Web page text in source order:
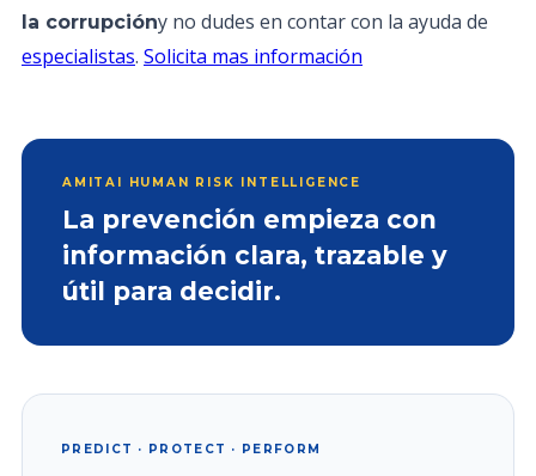
la corrupcióny no dudes en contar con la ayuda de
especialistas. Solicita mas información
AMITAI HUMAN RISK INTELLIGENCE
La prevención empieza con
información clara, trazable y
útil para decidir.
PREDICT · PROTECT · PERFORM